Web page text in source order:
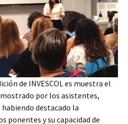
de INVESCOL es muestra el
por los asistentes,
habiendo destacado la
ponentes y su capacidad de